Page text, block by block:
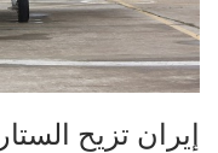
إيران تزيح